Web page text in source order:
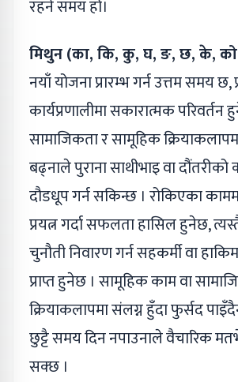
रहने समय हो।
मिथुन (का, कि, कु, घ, ङ, छ, के,
नयाँ योजना प्रारम्भ गर्न उत्तम समय छ,
कार्यप्रणालीमा सकारात्मक परिवर्तन
सामाजिकता र सामूहिक
बढ्नाले पुराना साथीभाइ वा
दौडधूप गर्न सकिन्छ । रोकिएका
प्रयत्न गर्दा सफलता हासिल हुनेछ,
चुनौती निवारण गर्न सहकर्मी वा
प्राप्त हुनेछ । सामूहिक काम वा
क्रियाकलापमा संलग्न हुँदा फुर्सद
छुट्टै समय दिन नपाउनाले वैचारिक
सक्छ ।